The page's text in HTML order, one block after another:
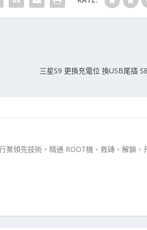
三星S9 更換充電位 換USB尾插
業領先技術，精通 ROOT機、救磚、解鎖